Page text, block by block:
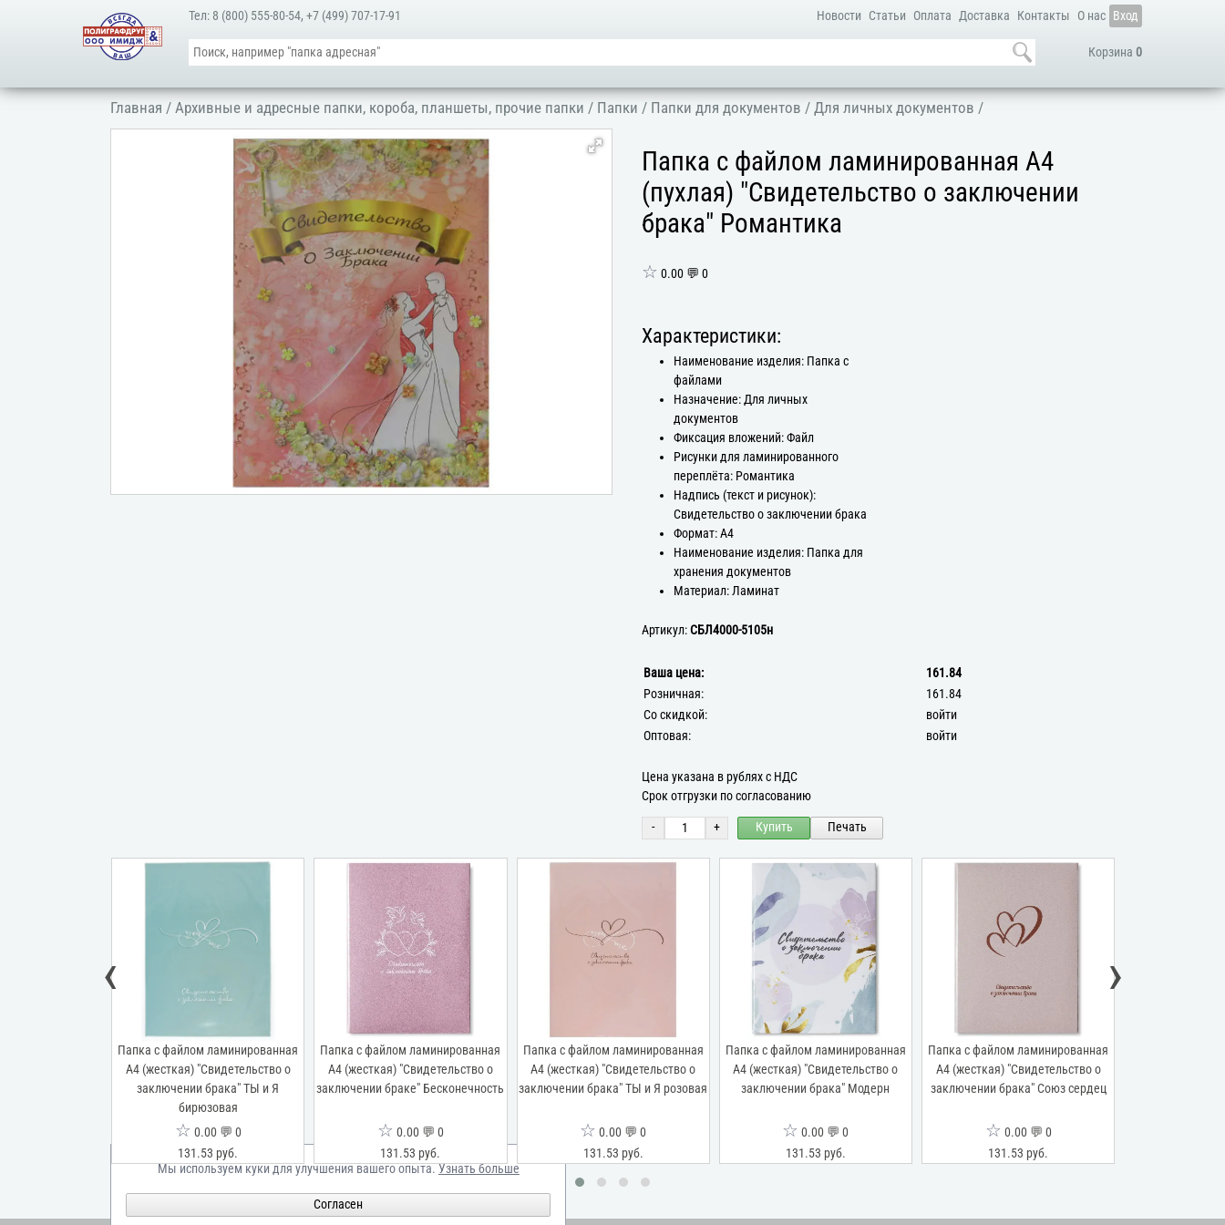
Новости Статьи Оплата Доставка Контакты О нас Вход
Корзина 0
Тел: 8 (800) 555-80-54,+7 (499) 707-17-91
Главная /Архивные и адресные папки, короба, планшеты, прочие папки / Папки / Папки для документов /Для личных документов /
Папка с файлом ламинированная А4
(пухлая) "Свидетельство о заключении
брака" Романтика
☆ 0.00 💬 0
Характеристики:
Наименование изделия: Папка с
файлами
Назначение: Для личных
документов
Фиксация вложений: Файл
Рисунки для ламинированного
переплёта: Романтика
Надпись (текст и рисунок):
Свидетельство о заключении брака
Формат: А4
Наименование изделия: Папка для
хранения документов
Материал: Ламинат
Артикул:СБЛ4000-5105н
Ваша цена:
161.84
Розничная:
161.84
Со скидкой:
войти
Оптовая:
войти
Цена указана в рублях с НДС
Срок отгрузки по согласованию
- + Купить Печать
Папка с файлом ламинированная
А4 (жесткая) "Свидетельство о
заключении брака" ТЫ и Я
бирюзовая
☆ 0.00 💬 0
131.53 руб.
Папка с файлом ламинированная
А4 (жесткая) "Свидетельство о
заключении браке" Бесконечность
☆ 0.00 💬 0
131.53 руб.
Папка с файлом ламинированная
А4 (жесткая) "Свидетельство о
заключении брака" ТЫ и Я розовая
☆ 0.00 💬 0
131.53 руб.
Папка с файлом ламинированная
А4 (жесткая) "Свидетельство о
заключении брака" Модерн
☆ 0.00 💬 0
131.53 руб.
Папка с файлом ламинированная
А4 (жесткая) "Свидетельство о
заключении брака" Союз сердец
☆ 0.00 💬 0
131.53 руб.
‹ ›
Мы используем куки для улучшения вашего опыта.Узнать больше
Согласен